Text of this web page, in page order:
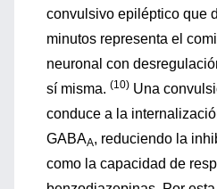
convulsivo epiléptico que
minutos representa el
neuronal con
sí misma. (10) Una
conduce a la
GABAA, reduciendo la
como la capacidad de